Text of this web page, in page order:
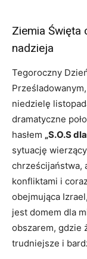
Ziemia Święta
nadzieja
Tegoroczny
niedzielę
dramatyczne
hasłem „S.O.S
sytuację
chrześcijaństwa,
konfliktami i
obejmująca
jest domem dla
obszarem, gdzie
trudniejsze i